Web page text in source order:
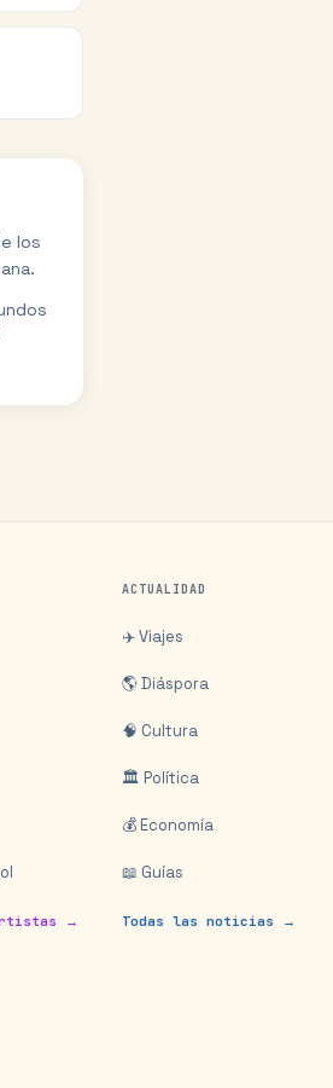
los
→
ACTUALIDAD
✈️ Viajes
🌎 Diáspora
🧠 Cultura
🏛️ Política
💰 Economía
📖 Guías
Todas las noticias →